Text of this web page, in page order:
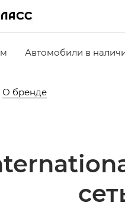
Автомобили в
О бренде